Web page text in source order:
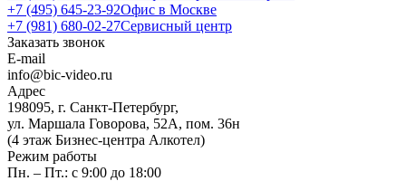
+7 (495) 645-23-92Офис в Москве
+7 (981) 680-02-27Сервисный центр
Заказать звонок
E-mail
info@bic-video.ru
Адрес
198095, г. Санкт-Петербург,
ул. Маршала Говорова, 52А, пом. 36н
(4 этаж Бизнес-центра Алкотел)
Режим работы
Пн. – Пт.: с 9:00 до 18:00